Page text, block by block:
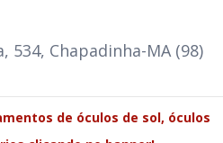
534, Chapadinha-MA (98)
de óculos de sol, óculos